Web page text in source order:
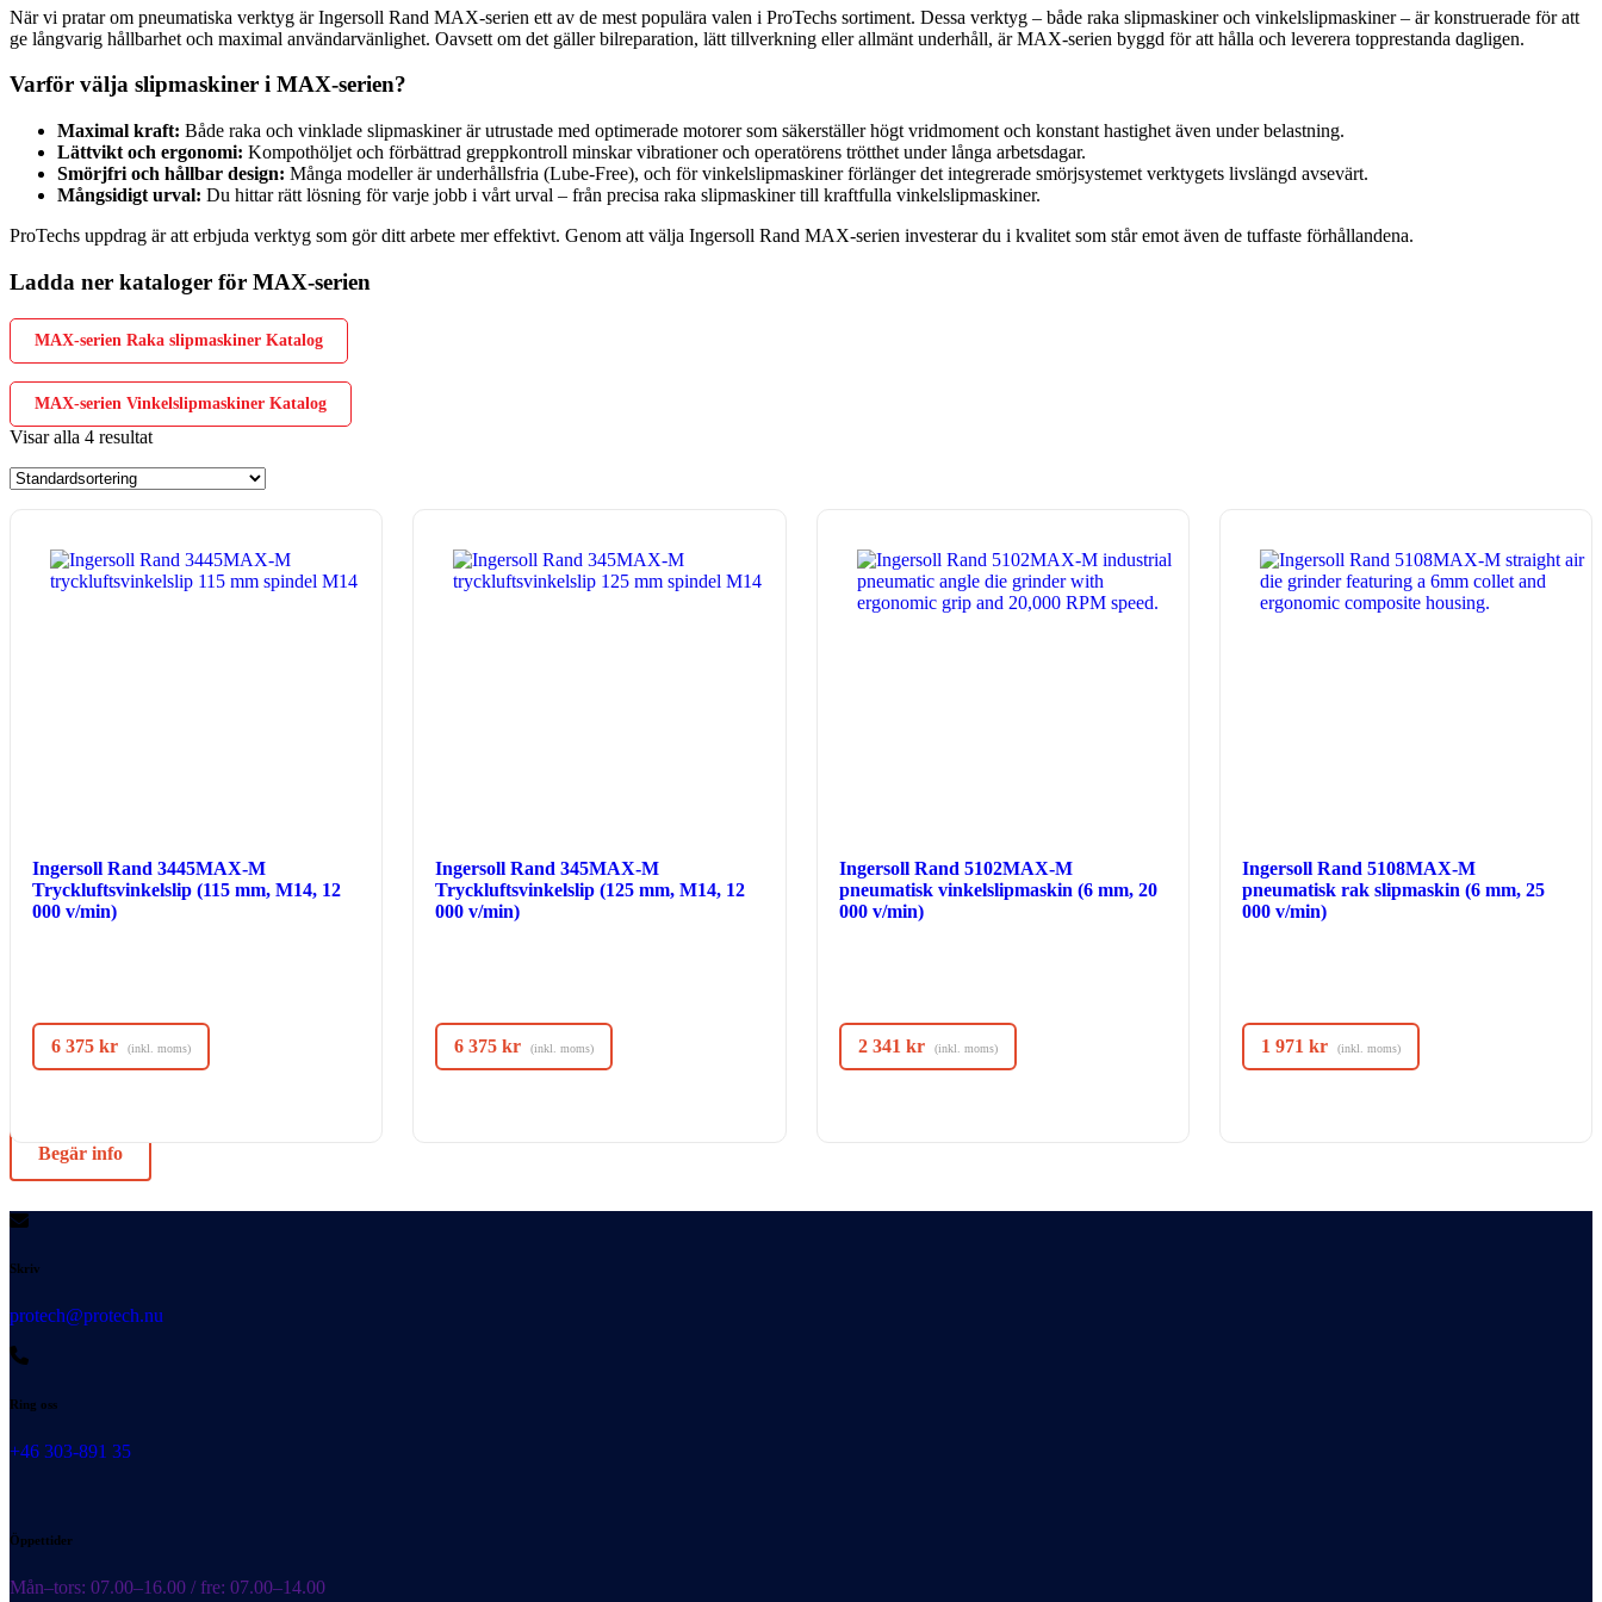
När vi pratar om pneumatiska verktyg är Ingersoll Rand MAX-serien ett av de mest populära valen i ProTechs sortiment. Dessa verktyg – både raka slipmaskiner och vinkelslipmaskiner – är konstruerade för att
ge långvarig hållbarhet och maximal användarvänlighet. Oavsett om det gäller bilreparation, lätt tillverkning eller allmänt underhåll, är MAX-serien byggd för att hålla och leverera topprestanda dagligen.
Varför välja slipmaskiner i MAX-serien?
Maximal kraft: Både raka och vinklade slipmaskiner är utrustade med optimerade motorer som säkerställer högt vridmoment och konstant hastighet även under belastning.
Lättvikt och ergonomi: Kompothöljet och förbättrad greppkontroll minskar vibrationer och operatörens trötthet under långa arbetsdagar.
Smörjfri och hållbar design: Många modeller är underhållsfria (Lube-Free), och för vinkelslipmaskiner förlänger det integrerade smörjsystemet verktygets livslängd avsevärt.
Mångsidigt urval: Du hittar rätt lösning för varje jobb i vårt urval – från precisa raka slipmaskiner till kraftfulla vinkelslipmaskiner.
ProTechs uppdrag är att erbjuda verktyg som gör ditt arbete mer effektivt. Genom att välja Ingersoll Rand MAX-serien investerar du i kvalitet som står emot även de tuffaste förhållandena.
Ladda ner kataloger för MAX-serien
MAX-serien Raka slipmaskiner Katalog
MAX-serien Vinkelslipmaskiner Katalog
Visar alla 4 resultat
Ingersoll Rand 3445MAX-M
Tryckluftsvinkelslip (115 mm, M14, 12
000 v/min)
6 375 kr (inkl. moms)
Ingersoll Rand 345MAX-M
Tryckluftsvinkelslip (125 mm, M14, 12
000 v/min)
6 375kr (inkl. moms)
Ingersoll Rand 5102MAX-M
pneumatisk vinkelslipmaskin (6 mm, 20
000 v/min)
2 341 kr (inkl. moms)
Ingersoll Rand 5108MAX-M
pneumatisk rak slipmaskin (6 mm, 25
000 v/min)
1 971 kr (inkl. moms)
Begär info
Skriv
protech@protech.nu
Ring oss
+46 303-891 35
Öppettider
Mån–tors: 07.00–16.00 / fre: 07.00–14.00